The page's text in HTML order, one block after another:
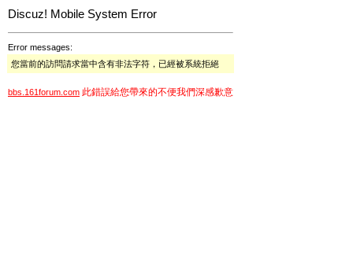
Discuz! Mobile System Error
Error messages:
您當前的訪問請求當中含有非法字符，已經被系統拒絕
bbs.161forum.com 此錯誤給您帶來的不便我們深感歉意